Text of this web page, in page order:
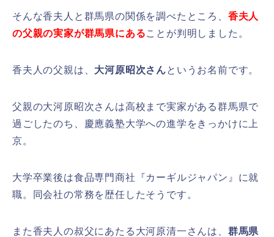
そんな香夫人と群馬県の関係を調べたところ、 香夫人
の父親の実家が群馬県にあることが判明しました。
香夫人の父親は、 大河原昭次さんというお名前です。
父親の大河原昭次さんは高校まで実家がある群馬県で
過ごしたのち、慶應義塾大学への進学をきっかけに上
京。
大学卒業後は食品専門商社『カーギルジャパン』に就
職。同会社の常務を歴任したそうです。
また香夫人の叔父にあたる大河原清一さんは、 群馬県